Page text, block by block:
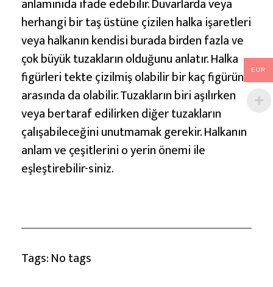
herhangi bir taş üstüne çizilen halka işaretleri
veya halkanın kendisi burada birden fazla ve
çok büyük tuzakların olduğunu anlatır. Halka
figürleri tekte çizilmiş olabilir bir kaç figürün
arasında da olabilir. Tuzakların biri aşılırken
veya bertaraf edilirken diğer tuzakların
çalışabileceğini unutmamak gerekir. Halkanın
anlam ve çeşitlerini o yerin önemi ile
eşleştirebilir-siniz.
Tags: No tags
EUR